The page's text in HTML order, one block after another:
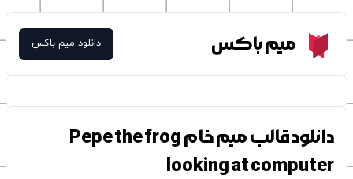
Meme Boxمیم باکس دانلود میم باکس
دانلود قالب میم خام Pepe the frog
looking at computer